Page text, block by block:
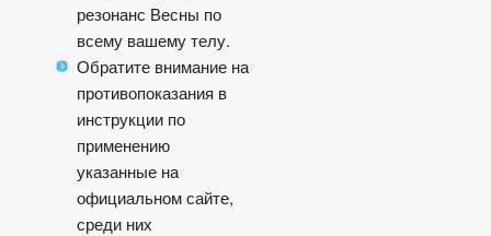
резонанс Весны по
всему вашему телу.
Обратите внимание на
противопоказания в
инструкции по
применению
указанные на
официальном сайте,
среди них